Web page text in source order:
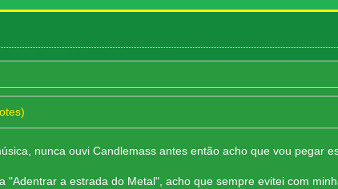
nunca ouvi Candlemass antes então acho que vou pegar
"Adentrar a estrada do Metal", acho que sempre evitei com